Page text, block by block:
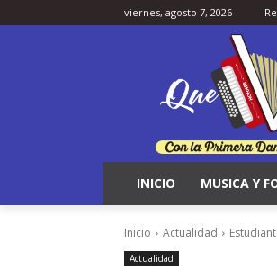
viernes, agosto 7, 2026
INICIO MUSICA Y
Inicio Actualidad
Actualidad